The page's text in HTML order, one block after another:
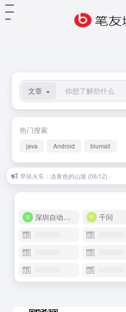
文章
热门搜索
java Android biumall
早班火车：淡黄色的山坡 (06/12)
深圳自动化商城
千问